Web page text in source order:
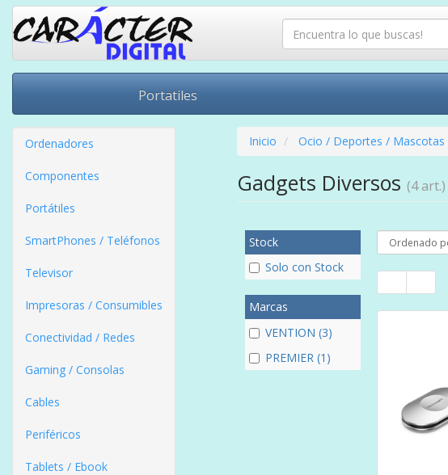
Portatiles
Ordenadores
Componentes
Portátiles
SmartPhones / Teléfonos
Televisor
Impresoras / Consumibles
Conectividad / Redes
Gaming / Consolas
Cables
Periféricos
Tablets / Ebook
Inicio Ocio / Deportes / Mascotas
Gadgets Diversos (4 art.)
Stock
Solo con Stock
Marcas
VENTION (3)
PREMIER (1)